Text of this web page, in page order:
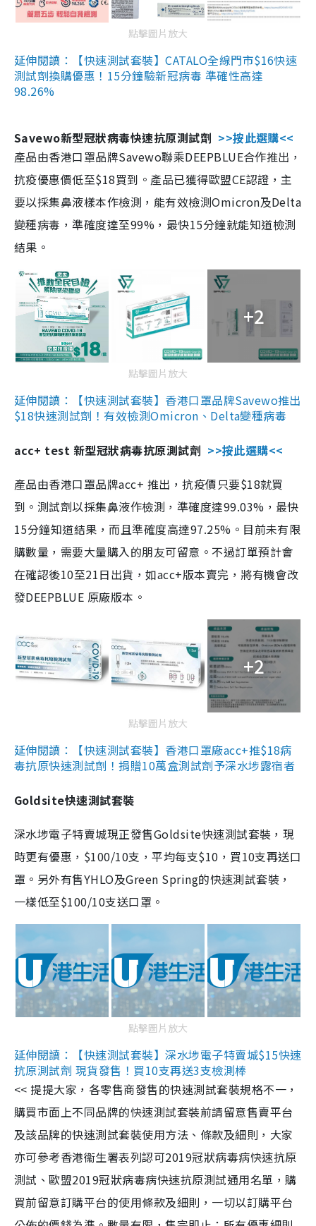
點擊圖片放大
延伸閱讀：【快速測試套裝】CATALO全線門市$16快速
測試劑換購優惠！15分鐘驗新冠病毒 準確性高達
98.26%
Savewo新型冠狀病毒快速抗原測試劑 >>按此選購<<
產品由香港口罩品牌Savewo聯乘DEEPBLUE合作推出，
抗疫優惠價低至$18買到。產品已獲得歐盟CE認證，主
要以採集鼻液樣本作檢測，能有效檢測Omicron及Delta
變種病毒，準確度達至99%，最快15分鐘就能知道檢測
結果。
+2
點擊圖片放大
延伸閱讀：【快速測試套裝】香港口罩品牌Savewo推出
$18快速測試劑！有效檢測Omicron、Delta變種病毒
acc+ test 新型冠狀病毒抗原測試劑 >>按此選購<<
產品由香港口罩品牌acc+ 推出，抗疫價只要$18就買
到。測試劑以採集鼻液作檢測，準確度達99.03%，最快
15分鐘知道結果，而且準確度高達97.25%。目前未有限
購數量，需要大量購入的朋友可留意。不過訂單預計會
在確認後10至21日出貨，如acc+版本賣完，將有機會改
發DEEPBLUE 原廠版本。
+2
點擊圖片放大
延伸閱讀：【快速測試套裝】香港口罩廠acc+推$18病
毒抗原快速測試劑！捐贈10萬盒測試劑予深水埗露宿者
Goldsite快速測試套裝
深水埗電子特賣城現正發售Goldsite快速測試套裝，現
時更有優惠，$100/10支，平均每支$10，買10支再送口
罩。另外有售YHLO及Green Spring的快速測試套裝，
一樣低至$100/10支送口罩。
點擊圖片放大
延伸閱讀：【快速測試套裝】深水埗電子特賣城$15快速
抗原測試劑 現貨發售！買10支再送3支檢測棒
<< 提提大家，各零售商發售的快速測試套裝規格不一，
購買市面上不同品牌的快速測試套裝前請留意售賣平台
及該品牌的快速測試套裝使用方法、條款及細則，大家
亦可參考香港衞生署表列認可2019冠狀病毒病快速抗原
測試、歐盟2019冠狀病毒病快速抗原測試通用名單，購
買前留意訂購平台的使用條款及細則，一切以訂購平台